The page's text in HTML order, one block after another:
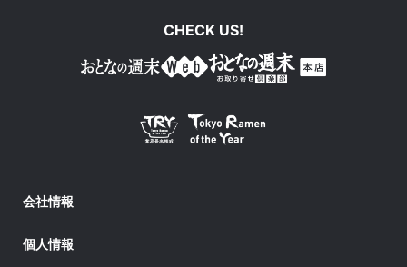
CHECK US!
会社情報
個人情報